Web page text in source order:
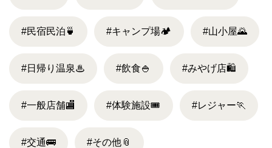
#民宿民泊 🍵 #キャンプ場🏕 #山小屋🌄
#日帰り温泉♨ #飲食🍚 #みやげ店🛍
#一般店舗🏬 #体験施設🎟 #レジャー🏃
#交通🚌 #その他 📎